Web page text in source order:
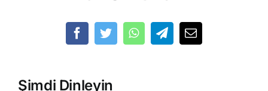
Şimdi Dinleyin